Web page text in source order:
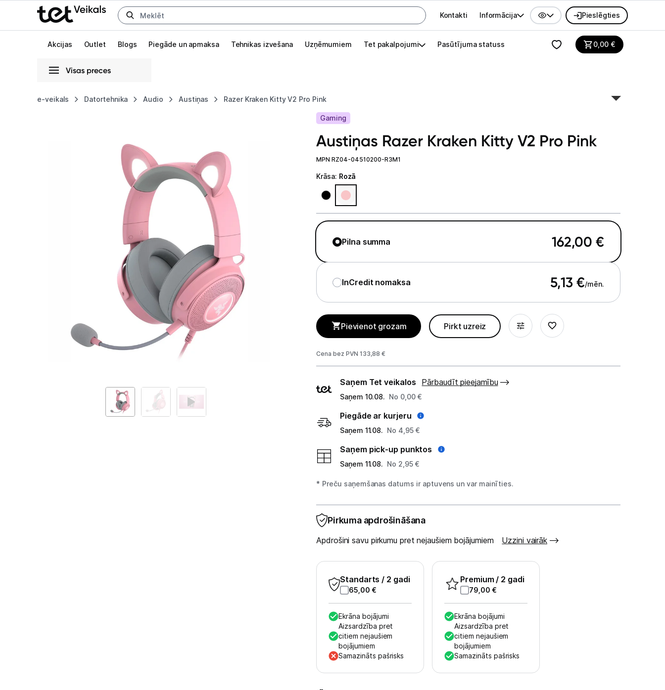
Uz kategorijam Uz galveno saturu
Galvenes izvēlne
Kontakti Informācija Pieslēgties
Akcijas Outlet Blogs Piegāde un apmaksa Tehnikas izvešana Uzņēmumiem Tet pakalpojumi Pasūtījuma statuss 0,00€
Visas preces
e-veikals Datortehnika Audio Austiņas Razer Kraken Kitty V2 Pro Pink
Pieslēgties
Televizori un piederumi
Tet Virszemes televīzija
Akustiskās sistēmas
Studijas skaņas aprīkojums
GAMING pasaule >
Portatīvie datori un piederumi
Stacionārie datori un piederumi
Globāls iestatījums animāciju aktivizēšanai vai deaktivizēšanai visā lapā.
Gaming
Austiņas Razer Kraken Kitty V2 Pro Pink
MPN RZ04-04510200-R3M1
Krāsa: Rozā
Pilna summa 162,00 €
InCredit nomaksa 5,13 €/mēn.
Pievienot grozam Pirkt uzreiz
Cena bez PVN 133,88 €
Piegādes
veidi
Saņem Tet veikalos Pārbaudīt pieejamību
Saņem 10.08. No 0,00 €
Piegāde ar kurjeru
Saņem 11.08. No 4,95 €
Saņem pick-up punktos
Saņem 11.08. No 2,95 €
* Preču saņemšanas datums ir aptuvens un var mainīties.
Pirkuma apdrošināšana
Apdrošini savu pirkumu pret nejaušiem bojājumiem Uzzini vairāk
Standarts / 2 gadi
65,00 €
Ekrāna bojājumi
Aizsardzība pret
citiem nejaušiem
bojājumiem
Samazināts pašrisks
Premium / 2 gadi
79,00 €
Ekrāna bojājumi
Aizsardzība pret
citiem nejaušiem
bojājumiem
Samazināts pašrisks